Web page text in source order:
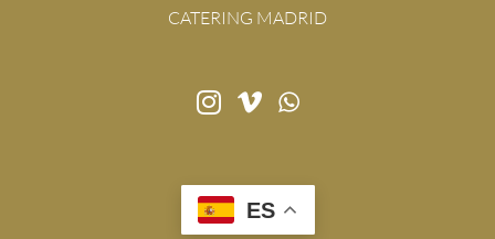
CATERING MADRID
ES